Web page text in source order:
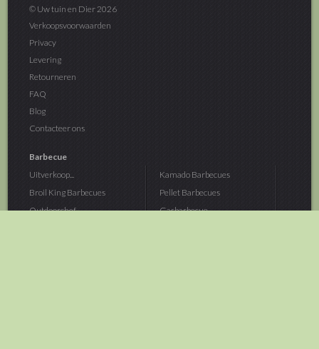
© Uw tuin en Dier 2026
Verkoopsvoorwaarden
Privacy
Levering
Retourneren
FAQ
Blog
Contacteer ons
Barbecue
Uitverkoop...
Broil King Barbecues
Outdoorchef...
Kamado Barbecues
Pellet Barbecues
Gasbarbecue